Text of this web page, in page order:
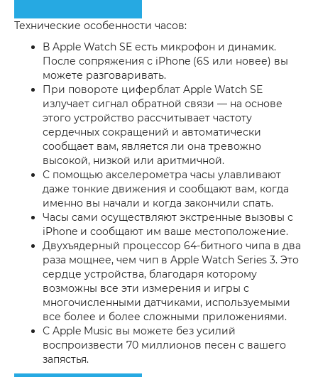
Технические особенности часов:
В Apple Watch SE есть микрофон и динамик.
После сопряжения с iPhone (6S или новее) вы
можете разговаривать.
При повороте циферблат Apple Watch SE
излучает сигнал обратной связи — на основе
этого устройство рассчитывает частоту
сердечных сокращений и автоматически
сообщает вам, является ли она тревожно
высокой, низкой или аритмичной.
С помощью акселерометра часы улавливают
даже тонкие движения и сообщают вам, когда
именно вы начали и когда закончили спать.
Часы сами осуществляют экстренные вызовы с
iPhone и сообщают им ваше местоположение.
Двухъядерный процессор 64-битного чипа в два
раза мощнее, чем чип в Apple Watch Series 3. Это
сердце устройства, благодаря которому
возможны все эти измерения и игры с
многочисленными датчиками, используемыми
все более и более сложными приложениями.
С Apple Music вы можете без усилий
воспроизвести 70 миллионов песен с вашего
запястья.